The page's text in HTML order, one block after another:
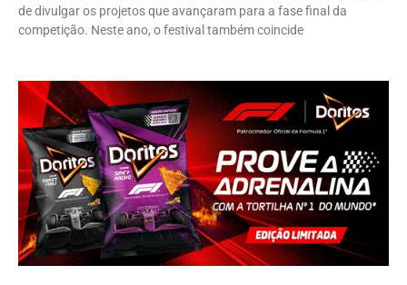
de divulgar os projetos que avançaram para a fase final da
competição. Neste ano, o festival também coincide